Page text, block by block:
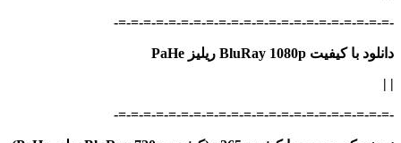
-=-=-=-=-=-=-=-=-=-=-=-=-=-=-=-=-=-=-=-=-=-=-
دانلود با کیفیت BluRay 1080p ریلیز PaHe
|
|
-=-=-=-=-=-=-=-=-=-=-=-=-=-=-=-=-=-=-=-=-=-=-